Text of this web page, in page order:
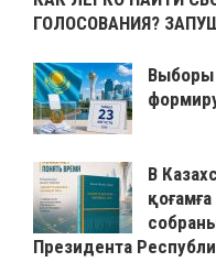
ГОЛОСОВАНИЯ?
Выборы
В
Президента